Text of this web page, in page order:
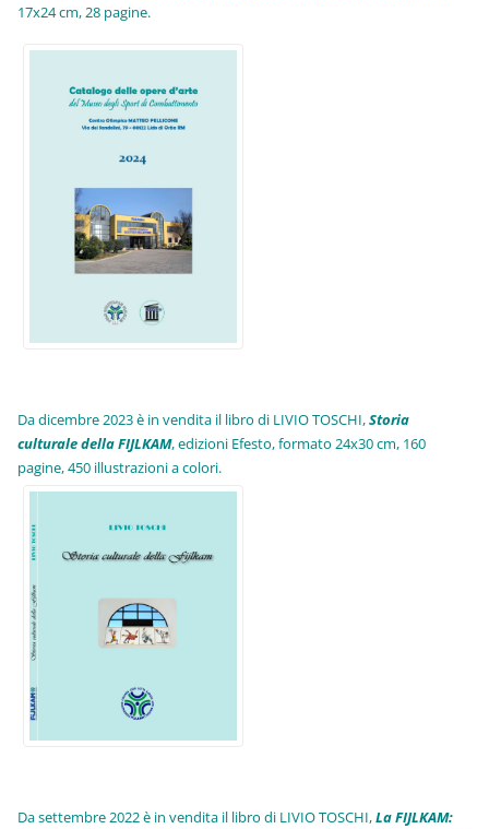
17x24 cm, 28 pagine.
Da dicembre 2023 è in vendita il libro di LIVIO TOSCHI,Storia
culturale della FIJLKAM, edizioni Efesto, formato 24x30 cm, 160
pagine, 450 illustrazioni a colori.
Da settembre 2022 è in vendita il libro di LIVIO TOSCHI,La FIJLKAM: